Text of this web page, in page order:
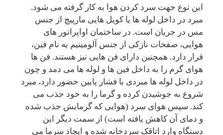
این نوع جهت سرد کردن هوا به کار گرفته می شود.
مبرد در داخل لوله ها یا کویل هایی مارپیچ از جنس
مس در جریان است. در ساختمان اواپراتور های
هوایی، صفحات نازکی از جنس آلومینیم به نام فین،
قرار دارد. همچنین دارای فن هایی نیز هستند. فن ها
هوای گرم را به داخل فین ها و لوله ها می دمد و چون
در داخل لوله ها مبردی با فشار پایین حضور دارد، مبرد
شروع به جوشیدن کرده و گرما را به خود جذب می
کند. سپس هوای سرد (هوایی که گرمایش جذب شده
و دمای آن کاهش یافته است) از سمت دیگر این
دستگاه وارد اتاقک سردخانه شده و ایجاد سرما می